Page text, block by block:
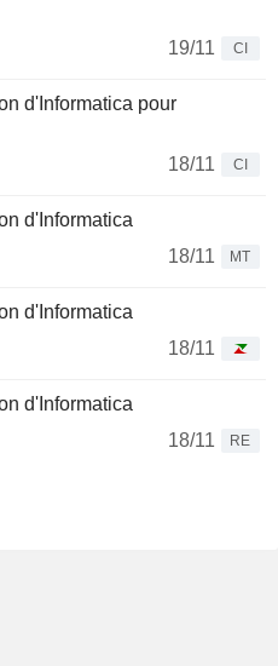
19/11
CI
d'Informatica pour
18/11
CI
d'Informatica
18/11
MT
d'Informatica
18/11
d'Informatica
18/11
RE